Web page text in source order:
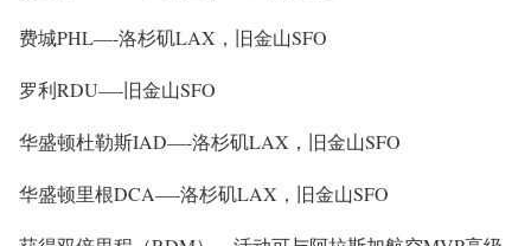
费城PHL—-洛杉矶LAX，旧金山SFO
罗利RDU—-旧金山SFO
华盛顿杜勒斯IAD—-洛杉矶LAX，旧金山SFO
华盛顿里根DCA—-洛杉矶LAX，旧金山SFO